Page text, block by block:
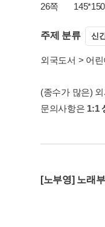
26쪽
주제 분류 신
외국도서 > 어린
(종수가 많은)
문의사항은 1:1
[노부영] 노래